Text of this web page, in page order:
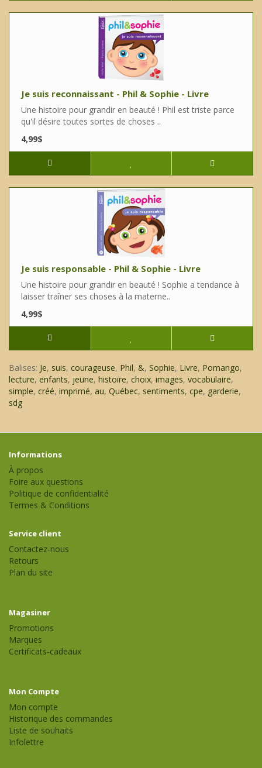
Je suis reconnaissant - Phil & Sophie - Livre
Une histoire pour grandir en beauté ! Phil est triste parce
qu'il désire toutes sortes de choses ..
4,99$
Je suis responsable - Phil & Sophie - Livre
Une histoire pour grandir en beauté ! Sophie a tendance à
laisser traîner ses choses à la materne..
4,99$
Balises: Je, suis, courageuse, Phil, &, Sophie, Livre, Pomango,
lecture, enfants, jeune, histoire, choix, images, vocabulaire,
simple, créé, imprimé, au, Québec, sentiments, cpe, garderie,
sdg
Informations
À propos
Foire aux questions
Politique de confidentialité
Termes & Conditions
Service client
Contactez-nous
Retours
Plan du site
Magasiner
Promotions
Marques
Certificats-cadeaux
Mon Compte
Mon compte
Historique des commandes
Liste de souhaits
Infolettre